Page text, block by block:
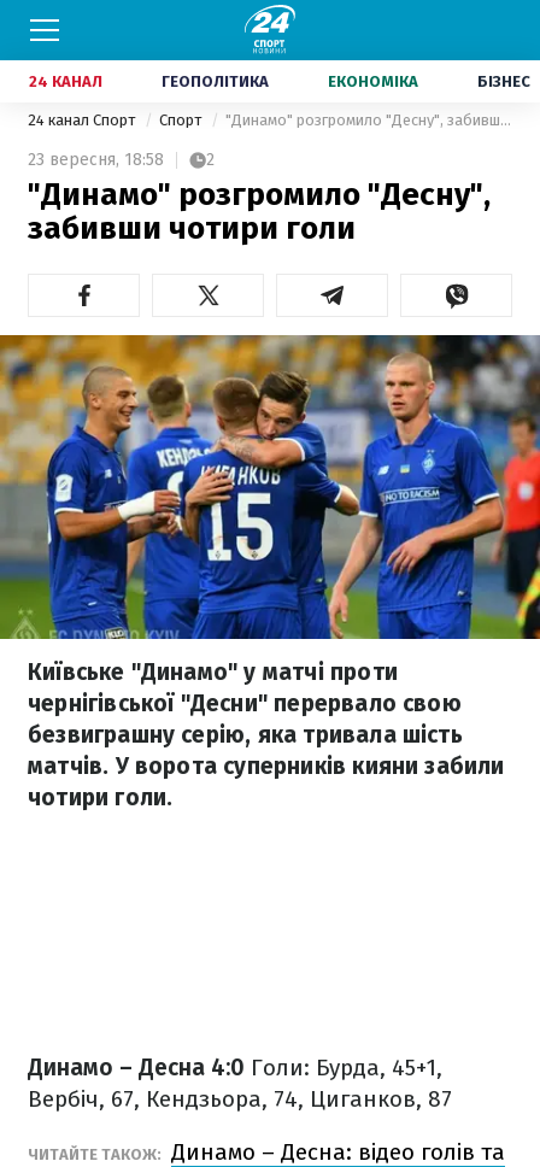
24 КАНАЛ ГЕОПОЛІТИКА ЕКОНОМІКА БІЗНЕС
24 канал Спорт Спорт "Динамо" розгромило "Десну", забивши чотири голи
23 вересня, 18:58 2
"Динамо" розгромило "Десну",
забивши чотири голи
Київське "Динамо" у матчі проти
чернігівської "Десни" перервало свою
безвиграшну серію, яка тривала шість
матчів. У ворота суперників кияни забили
чотири голи.
Динамо – Десна 4:0 Голи: Бурда, 45+1,
Вербіч, 67, Кендзьора, 74, Циганков, 87
ЧИТАЙТЕ ТАКОЖ: Динамо – Десна: відео голів та